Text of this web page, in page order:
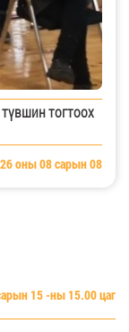
тогтоох
оны 08 сарын 08
15 -ны 15.00 цаг